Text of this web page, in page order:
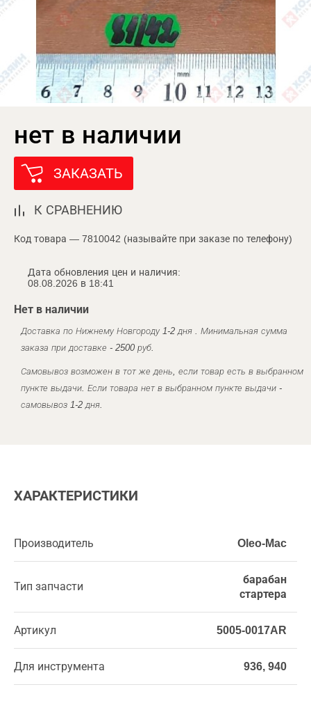
нет в наличии
ЗАКАЗАТЬ
К СРАВНЕНИЮ
Код товара — 7810042 (называйте при заказе по телефону)
Дата обновления цен и наличия:
08.08.2026 в 18:41
Нет в наличии
Доставка по Нижнему Новгороду 1-2 дня . Минимальная сумма
заказа при доставке - 2500 руб.
Самовывоз возможен в тот же день, если товар есть в выбранном
пункте выдачи. Если товара нет в выбранном пункте выдачи -
самовывоз 1-2 дня.
ХАРАКТЕРИСТИКИ
Производитель Oleo-Mac
Тип запчасти
барабан
стартера
Артикул 5005-0017AR
Для инструмента 936, 940